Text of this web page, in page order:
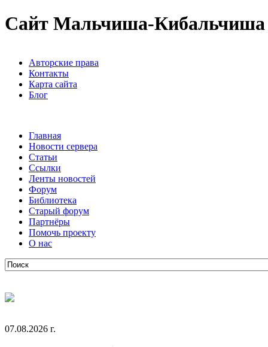
Сайт Мальчиша-Кибальчиша
Авторские права
Контакты
Карта сайта
Блог
Главная
Новости сервера
Статьи
Ссылки
Ленты новостей
Форум
Библиотека
Старый форум
Партнёры
Помочь проекту
О нас
07.08.2026 г.